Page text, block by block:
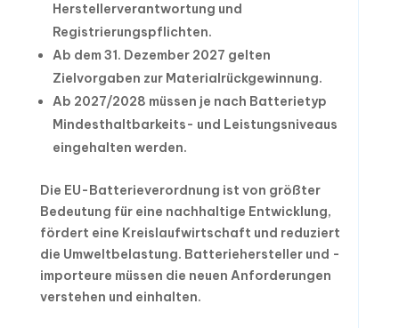
Herstellerverantwortung und
Registrierungspflichten.
Ab dem 31. Dezember 2027 gelten
Zielvorgaben zur Materialrückgewinnung.
Ab 2027/2028 müssen je nach Batterietyp
Mindesthaltbarkeits- und Leistungsniveaus
eingehalten werden.
Die EU-Batterieverordnung ist von größter
Bedeutung für eine nachhaltige Entwicklung,
fördert eine Kreislaufwirtschaft und reduziert
die Umweltbelastung. Batteriehersteller und -
importeure müssen die neuen Anforderungen
verstehen und einhalten.